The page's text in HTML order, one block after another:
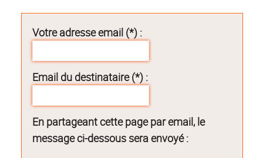
Votre adresse email (*) :
Email du destinataire (*) :
En partageant cette page par email, le
message ci-dessous sera envoyé :